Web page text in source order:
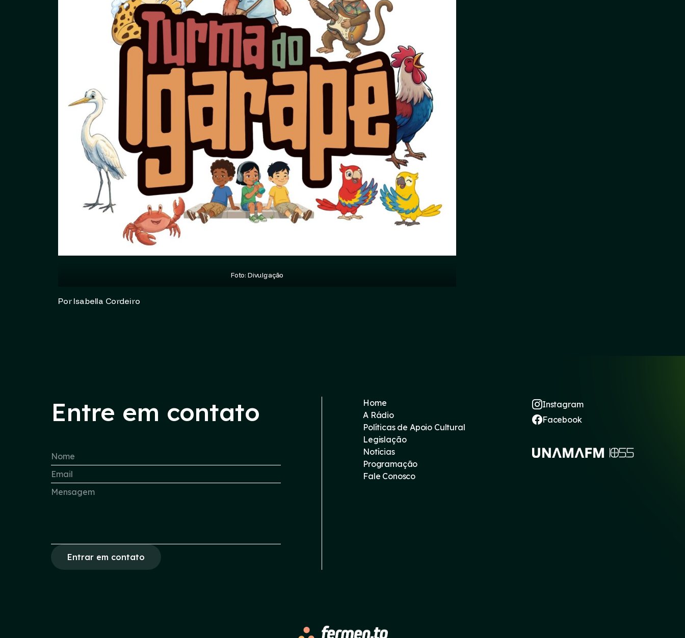
Foto: Divulgação
Por Isabella Cordeiro
Entre em contato
Entrar em contato
Home
A Rádio
Políticas de Apoio Cultural
Legislação
Notícias
Programação
Fale Conosco
Instagram
Facebook